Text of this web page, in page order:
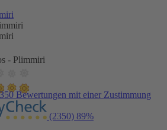
- Plimmiri
Bewertungen mit einer Zustimmung
(2350) 89%